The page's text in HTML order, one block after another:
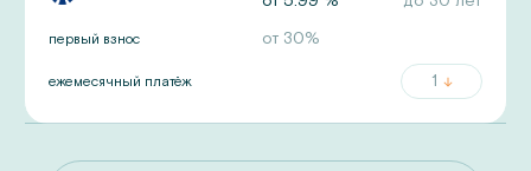
первый взнос от 30%
ежемесячный платёж 1